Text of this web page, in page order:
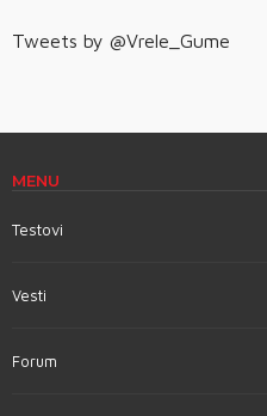
Tweets by @Vrele_Gume
MENU
Testovi
Vesti
Forum